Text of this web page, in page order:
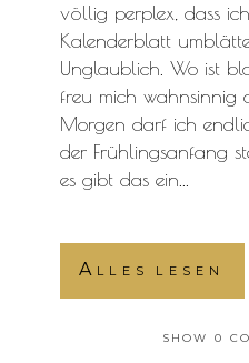
völlig perplex, dass
Kalenderblatt
Unglaublich. Wo ist
freu mich
Morgen darf ich
der Frühlingsanfang
es gibt das ein...
Alles lesen
SHOW0